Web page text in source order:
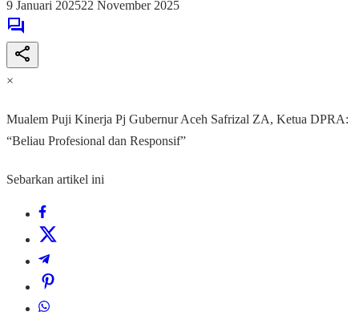
9 Januari 202522 November 2025
×
Mualem Puji Kinerja Pj Gubernur Aceh Safrizal ZA, Ketua DPRA:
“Beliau Profesional dan Responsif”
Sebarkan artikel ini